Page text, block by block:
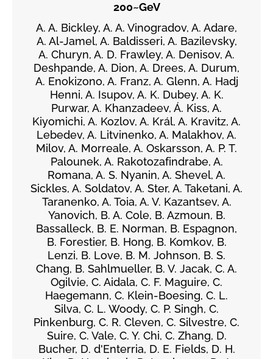
200~GeV
A. A. Bickley, A. A. Vinogradov, A. Adare,
A. Al-Jamel, A. Baldisseri, A. Bazilevsky,
A. Churyn, A. D. Frawley, A. Denisov, A.
Deshpande, A. Dion, A. Drees, A. Durum,
A. Enokizono, A. Franz, A. Glenn, A. Hadj
Henni, A. Isupov, A. K. Dubey, A. K.
Purwar, A. Khanzadeev, Á. Kiss, A.
Kiyomichi, A. Kozlov, A. Král, A. Kravitz, A.
Lebedev, A. Litvinenko, A. Malakhov, A.
Milov, A. Morreale, A. Oskarsson, A. P. T.
Palounek, A. Rakotozafindrabe, A.
Romana, A. S. Nyanin, A. Shevel, A.
Sickles, A. Soldatov, A. Ster, A. Taketani, A.
Taranenko, A. Toia, A. V. Kazantsev, A.
Yanovich, B. A. Cole, B. Azmoun, B.
Bassalleck, B. E. Norman, B. Espagnon,
B. Forestier, B. Hong, B. Komkov, B.
Lenzi, B. Love, B. M. Johnson, B. S.
Chang, B. Sahlmueller, B. V. Jacak, C. A.
Ogilvie, C. Aidala, C. F. Maguire, C.
Haegemann, C. Klein-Boesing, C. L.
Silva, C. L. Woody, C. P. Singh, C.
Pinkenburg, C. R. Cleven, C. Silvestre, C.
Suire, C. Vale, C. Y. Chi, C. Zhang, D.
Bucher, D. d'Enterria, D. E. Fields, D. H.